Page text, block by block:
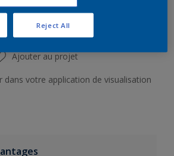
Trouver un magasin
Ajouter au projet
dans votre application de visualisation
Reject All